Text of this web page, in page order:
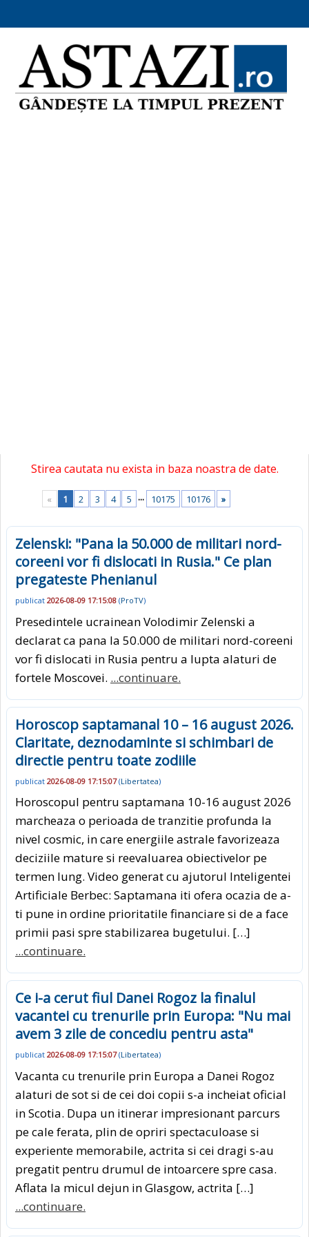
Stirea cautata nu exista in baza noastra de date.
« 1 2 3 4 5 ... 10175 10176 »
Zelenski: "Pana la 50.000 de militari nord-
coreeni vor fi dislocati in Rusia." Ce plan
pregateste Phenianul
publicat 2026-08-09 17:15:08 (ProTV)
Presedintele ucrainean Volodimir Zelenski a
declarat ca pana la 50.000 de militari nord-coreeni
vor fi dislocati in Rusia pentru a lupta alaturi de
fortele Moscovei. ...continuare.
Horoscop saptamanal 10 – 16 august 2026.
Claritate, deznodaminte si schimbari de
directie pentru toate zodiile
publicat 2026-08-09 17:15:07(Libertatea)
Horoscopul pentru saptamana 10-16 august 2026
marcheaza o perioada de tranzitie profunda la
nivel cosmic, in care energiile astrale favorizeaza
deciziile mature si reevaluarea obiectivelor pe
termen lung. Video generat cu ajutorul Inteligentei
Artificiale Berbec: Saptamana iti ofera ocazia de a-
ti pune in ordine prioritatile financiare si de a face
primii pasi spre stabilizarea bugetului. […]
...continuare.
Ce i-a cerut fiul Danei Rogoz la finalul
vacantei cu trenurile prin Europa: "Nu mai
avem 3 zile de concediu pentru asta"
publicat 2026-08-09 17:15:07(Libertatea)
Vacanta cu trenurile prin Europa a Danei Rogoz
alaturi de sot si de cei doi copii s-a incheiat oficial
in Scotia. Dupa un itinerar impresionant parcurs
pe cale ferata, plin de opriri spectaculoase si
experiente memorabile, actrita si cei dragi s-au
pregatit pentru drumul de intoarcere spre casa.
Aflata la micul dejun in Glasgow, actrita […]
...continuare.